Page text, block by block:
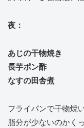
夜：
あじの干物焼き
長芋ポン酢
なすの田舎煮
フライパンで干物焼い
脂分が少ないのかく